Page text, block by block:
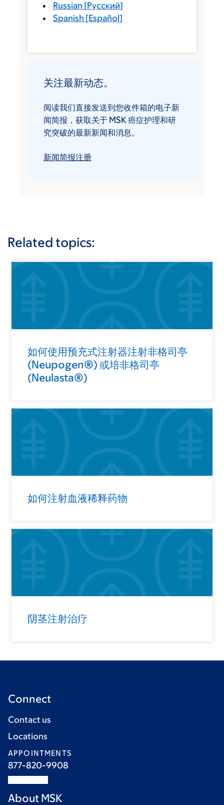
Russian [Русский]
Spanish [Español]
关注最新动态。
阅读我们直接发送到您收件箱的电子新
闻简报，获取关于 MSK 癌症护理和研
究突破的最新新闻和消息。
新闻简报注册
Related topics:
如何使用预充式注射器注射非格司亭
(Neupogen®) 或培非格司亭
(Neulasta®)
如何注射血液稀释药物
阴茎注射治疗
Connect
Contact us
Locations
APPOINTMENTS
877-820-9908
About MSK